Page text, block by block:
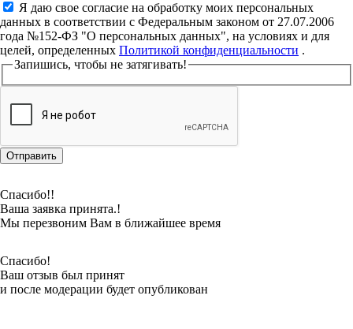
Я даю свое согласие на обработку моих персональных
данных в соответствии с Федеральным законом от 27.07.2006
года №152-ФЗ "О персональных данных", на условиях и для
целей, определенных Политикой конфиденциальности .
Запишись, чтобы не затягивать!
Спасибо!!
Ваша заявка принята.!
Мы перезвоним Вам в ближайшее время
Спасибо!
Ваш отзыв был принят
и после модерации будет опубликован